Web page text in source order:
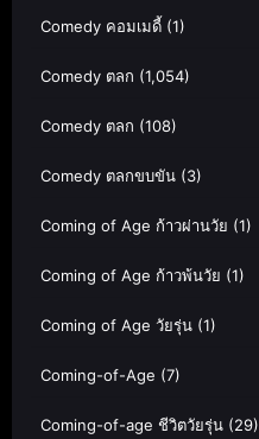
Comedy คอมเมดี้ (1)
Comedy ตลก (1,054)
Comedy ตลก (108)
Comedy ตลกขบขัน (3)
Coming of Age ก้าวผ่านวัย (1)
Coming of Age ก้าวพ้นวัย (1)
Coming of Age วัยรุ่น (1)
Coming-of-Age (7)
Coming-of-age ชีวิตวัยรุ่น (29)